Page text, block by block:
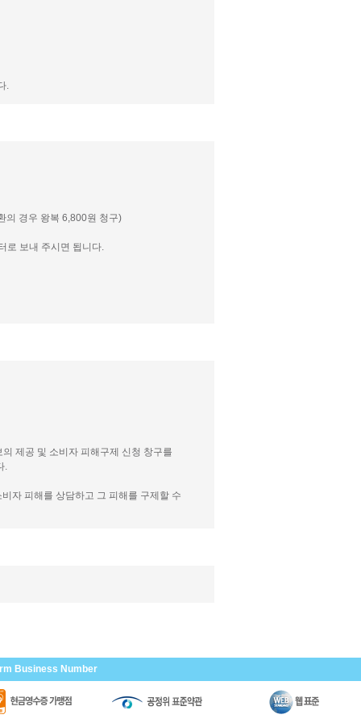
.
의 경우 왕복 6,800원 청구)
로 보내 주시면 됩니다.
제공 및 소비자 피해구제 신청 창구를
.
자 피해를 상담하고 그 피해를 구제할 수
Business Number